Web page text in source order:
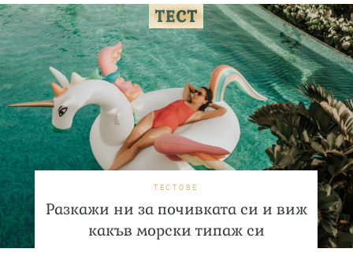
ТЕСТОВЕ
Разкажи ни за почивката си и виж
какъв морски типаж си